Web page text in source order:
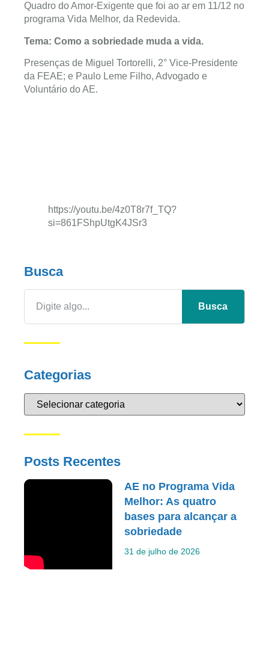
Quadro do Amor-Exigente que foi ao ar em 11/12 no
programa Vida Melhor, da Redevida.
Tema: Como a sobriedade muda a vida.
Presenças de Miguel Tortorelli, 2° Vice-Presidente
da FEAE; e Paulo Leme Filho, Advogado e
Voluntário do AE.
https://youtu.be/4z0T8r7f_TQ?
si=861FShpUtgK4JSr3
Busca
Busca
Categorias
Posts Recentes
AE no Programa Vida
Melhor: As quatro
bases para alcançar a
sobriedade
31 de julho de 2026